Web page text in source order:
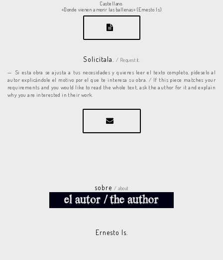
Castellano.
«Donde vienen a morir las ballenas» (Ernesto Is)
Solicítala. / Request it.
Si esta obra se ajusta a tus necesidades y quieres leer el texto completo, pídeselo al
autor explicándole el motivo por el que te interesa su obra. / If this piece matches your
requirements and you would like to read the whole text, ask the author for it and explain
why you are interested in their work.
sobre/ about
Ernesto Is.